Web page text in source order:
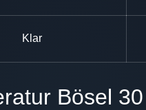
Klar
Bösel